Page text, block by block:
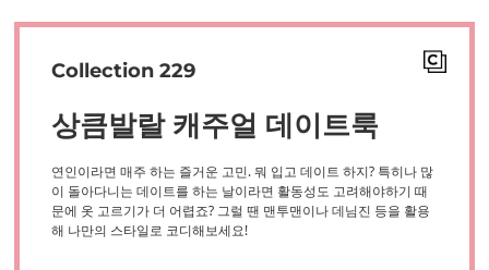
Collection 229
상큼발랄 캐주얼 데이트룩
연인이라면 매주 하는 즐거운 고민. 뭐 입고 데이트 하지? 특히나 많
이 돌아다니는 데이트를 하는 날이라면 활동성도 고려해야하기 때
문에 옷 고르기가 더 어렵죠? 그럴 땐 맨투맨이나 데님진 등을 활용
해 나만의 스타일로 코디해보세요!